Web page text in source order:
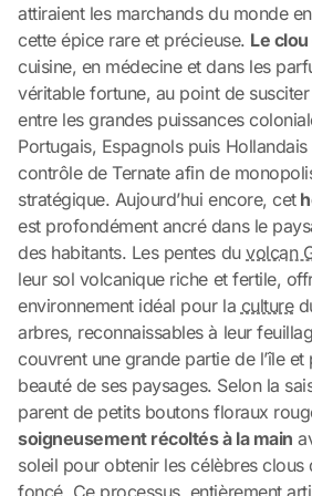
attiraient les marchands du monde
cette épice rare et précieuse. Le
cuisine, en médecine et dans les
véritable fortune, au point de
entre les grandes puissances
Portugais, Espagnols puis
contrôle de Ternate afin de
stratégique. Aujourd’hui encore, cet
est profondément ancré dans le
des habitants. Les pentes duvolcan
leur sol volcanique riche et fertile,
environnement idéal pour la culture
arbres, reconnaissables à leur
couvrent une grande partie de l’île et
beauté de ses paysages. Selon la
parent de petits boutons floraux
soigneusement récoltés à la main
soleil pour obtenir les célèbres
foncé. Ce processus, entièrement